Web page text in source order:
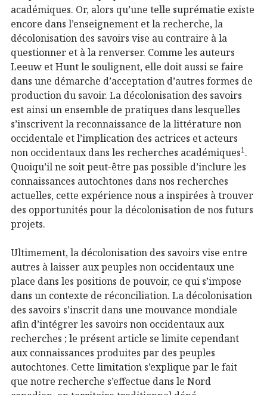
académiques. Or, alors qu’une telle suprématie existe
encore dans l’enseignement et la recherche, la
décolonisation des savoirs vise au contraire à la
questionner et à la renverser. Comme les auteurs
Leeuw et Hunt le soulignent, elle doit aussi se faire
dans une démarche d’acceptation d’autres formes de
production du savoir. La décolonisation des savoirs
est ainsi un ensemble de pratiques dans lesquelles
s’inscrivent la reconnaissance de la littérature non
occidentale et l’implication des actrices et acteurs
non occidentaux dans les recherches académiques1.
Quoiqu’il ne soit peut-être pas possible d’inclure les
connaissances autochtones dans nos recherches
actuelles, cette expérience nous a inspirées à trouver
des opportunités pour la décolonisation de nos futurs
projets.
Ultimement, la décolonisation des savoirs vise entre
autres à laisser aux peuples non occidentaux une
place dans les positions de pouvoir, ce qui s’impose
dans un contexte de réconciliation. La décolonisation
des savoirs s’inscrit dans une mouvance mondiale
afin d’intégrer les savoirs non occidentaux aux
recherches ; le présent article se limite cependant
aux connaissances produites par des peuples
autochtones. Cette limitation s’explique par le fait
que notre recherche s’effectue dans le Nord